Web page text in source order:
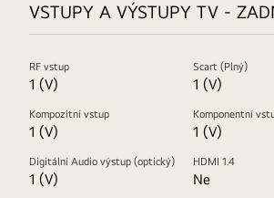
VSTUPY A VÝSTUPY TV -
RF vstup
1 (V)
Scart (Plný)
1 (V)
Kompozitní vstup
1 (V)
Komponentní
1 (V)
Digitální Audio výstup (optický)
1 (V)
HDMI 1.4
Ne